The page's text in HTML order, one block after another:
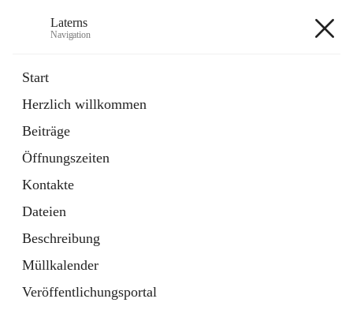
Laterns
Navigation
Start
Herzlich willkommen
Beiträge
Öffnungszeiten
Kontakte
Dateien
Beschreibung
Müllkalender
Veröffentlichungsportal
11 Schnellzugriffe
Soziales
1 Schnellzugriff